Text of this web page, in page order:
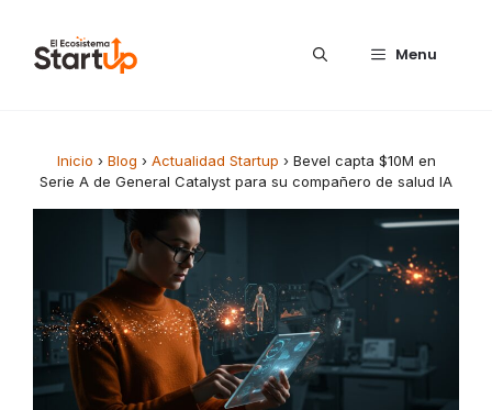
Menu
Inicio › Blog › Actualidad Startup › Bevel capta $10M en
Serie A de General Catalyst para su compañero de salud IA